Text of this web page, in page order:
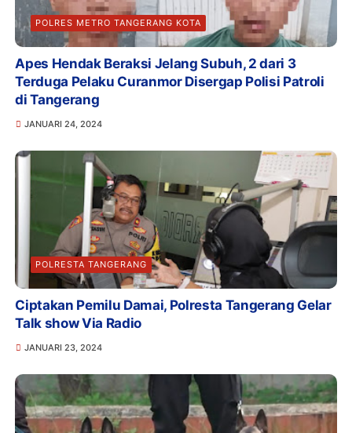
POLRES METRO TANGERANG KOTA
Apes Hendak Beraksi Jelang Subuh, 2 dari 3
Terduga Pelaku Curanmor Disergap Polisi Patroli
di Tangerang
JANUARI 24, 2024
POLRESTA TANGERANG
Ciptakan Pemilu Damai, Polresta Tangerang Gelar
Talk show Via Radio
JANUARI 23, 2024